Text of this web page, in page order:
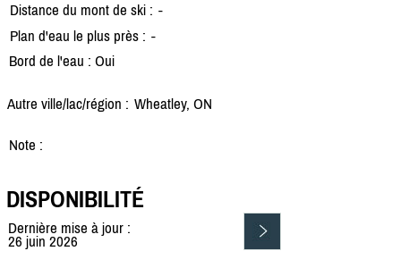
Distance du mont de ski : -
Plan d'eau le plus près : -
Bord de l'eau : Oui
Autre ville/lac/région : Wheatley, ON
Note :
DISPONIBILITÉ
Dernière mise à jour :
26 juin 2026